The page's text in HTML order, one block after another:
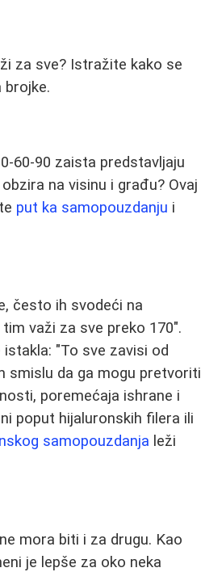
za sve? Istražite kako se
60-90 zaista predstavljaju
na visinu i građu? Ovaj
put ka samopouzdanju i
često ih svodeći na
važi za sve preko 170".
"To sve zavisi od
smislu da ga mogu pretvoriti
poremećaja ishrane i
poput hijaluronskih filera ili
samopouzdanja leži
mora biti i za drugu. Kao
je lepše za oko neka